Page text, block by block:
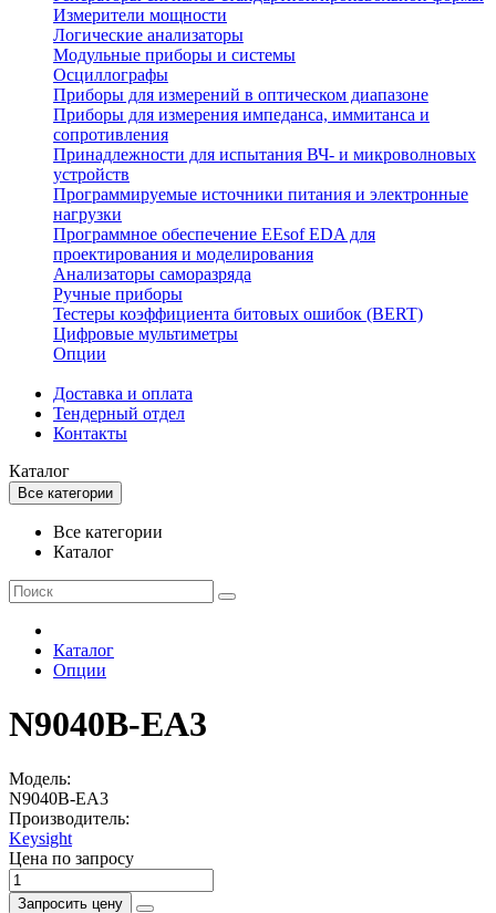
Измерители мощности
Логические анализаторы
Модульные приборы и системы
Осциллографы
Приборы для измерений в оптическом диапазоне
Приборы для измерения импеданса, иммитанса и
сопротивления
Принадлежности для испытания ВЧ- и микроволновых
устройств
Программируемые источники питания и электронные
нагрузки
Программное обеспечение EEsof EDA для
проектирования и моделирования
Анализаторы саморазряда
Ручные приборы
Тестеры коэффициента битовых ошибок (BERT)
Цифровые мультиметры
Опции
Доставка и оплата
Тендерный отдел
Контакты
Каталог
Все категории
Все категории
Каталог
Каталог
Опции
N9040B-EA3
Модель:
N9040B-EA3
Производитель:
Keysight
Цена по запросу
Запросить цену